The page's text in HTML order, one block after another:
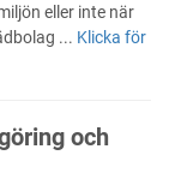
eller inte när
... Klicka för
och